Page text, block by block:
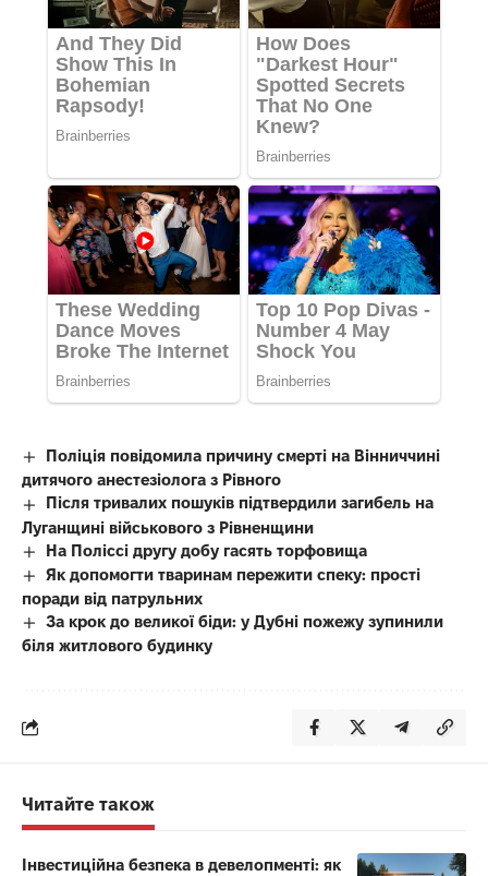
Поліція повідомила причину смерті на Вінниччині
дитячого анестезіолога з Рівного
Після тривалих пошуків підтвердили загибель на
Луганщині військового з Рівненщини
На Поліссі другу добу гасять торфовища
Як допомогти тваринам пережити спеку: прості
поради від патрульних
За крок до великої біди: у Дубні пожежу зупинили
біля житлового будинку
Читайте також
Інвестиційна безпека в девелопменті: як